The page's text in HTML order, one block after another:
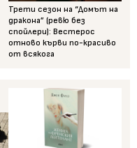
Трети сезон на “Домът на
дракона” (ревю без
спойлери): Вестерос
отново кърви по-красиво
от всякога